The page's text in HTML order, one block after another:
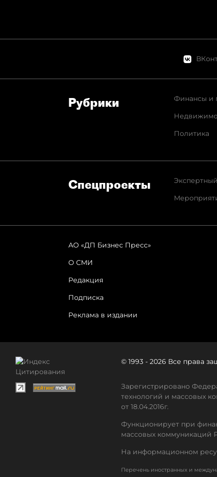
Рубрики
Финансы и
Политика
Спец­проекты
АО «ДП Бизнес Пресс»
О СМИ
Редакция
Подписка
Реклама в издании
© 1993 - 2026 Все права
Зарегистрировано
технологий и массовых
от 18.04.2016г.
Функционирует при
массовых коммуникаций
На информационном
Перечень иностранных и